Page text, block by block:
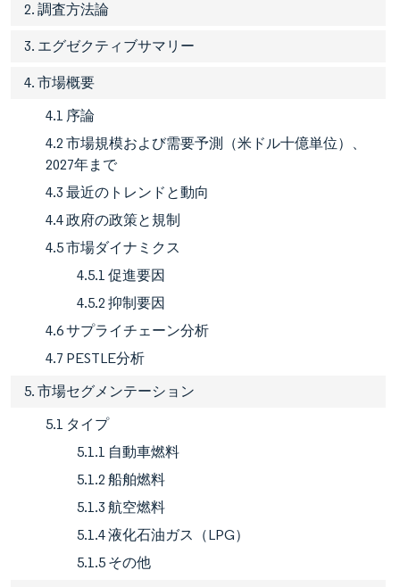
2. 調査方法論
3. エグゼクティブサマリー
4. 市場概要
4.1 序論
4.2 市場規模および需要予測（米ドル十億単位）、
2027年まで
4.3 最近のトレンドと動向
4.4 政府の政策と規制
4.5 市場ダイナミクス
4.5.1 促進要因
4.5.2 抑制要因
4.6 サプライチェーン分析
4.7 PESTLE分析
5. 市場セグメンテーション
5.1 タイプ
5.1.1 自動車燃料
5.1.2 船舶燃料
5.1.3 航空燃料
5.1.4 液化石油ガス（LPG）
5.1.5 その他